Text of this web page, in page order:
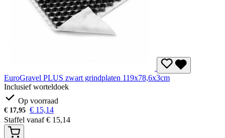
EuroGravel PLUS zwart grindplaten 119x78,6x3cm
Inclusief worteldoek
Op voorraad
€ 17,95 € 15,14
Staffel vanaf€ 15,14